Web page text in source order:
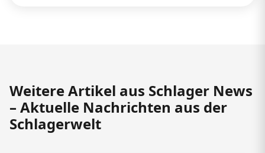
Weitere Artikel aus Schlager News
– Aktuelle Nachrichten aus der
Schlagerwelt